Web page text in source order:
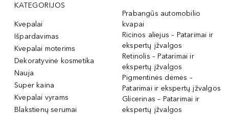
KATEGORIJOS
Kvepalai
Išpardavimas
Kvepalai moterims
Dekoratyvinė kosmetika
Nauja
Super kaina
Kvepalai vyrams
Blakstienų serumai
Prabangūs automobilio
kvapai
Ricinos aliejus – Patarimai ir
ekspertų įžvalgos
Retinolis – Patarimai ir
ekspertų įžvalgos
Pigmentinės dėmės –
Patarimai ir ekspertų įžvalgos
Glicerinas – Patarimai ir
ekspertų įžvalgos